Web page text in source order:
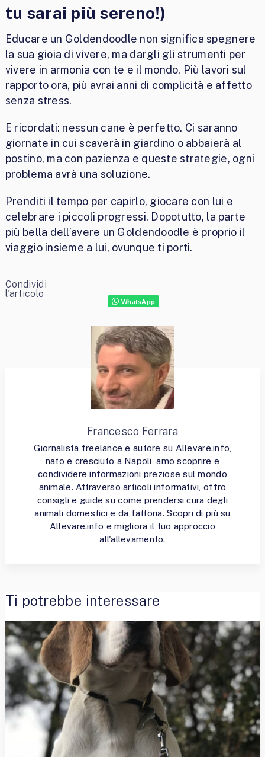
tu sarai più sereno!)
Educare un Goldendoodle non significa spegnere
la sua gioia di vivere, ma dargli gli strumenti per
vivere in armonia con te e il mondo. Più lavori sul
rapporto ora, più avrai anni di complicità e affetto
senza stress.
E ricordati: nessun cane è perfetto. Ci saranno
giornate in cui scaverà in giardino o abbaierà al
postino, ma con pazienza e queste strategie, ogni
problema avrà una soluzione.
Prenditi il tempo per capirlo, giocare con lui e
celebrare i piccoli progressi. Dopotutto, la parte
più bella dell’avere un Goldendoodle è proprio il
viaggio insieme a lui, ovunque ti porti.
Condividi
l'articolo
WhatsApp
Francesco Ferrara
Giornalista freelance e autore su Allevare.info,
nato e cresciuto a Napoli, amo scoprire e
condividere informazioni preziose sul mondo
animale. Attraverso articoli informativi, offro
consigli e guide su come prendersi cura degli
animali domestici e da fattoria. Scopri di più su
Allevare.info e migliora il tuo approccio
all'allevamento.
Ti potrebbe interessare